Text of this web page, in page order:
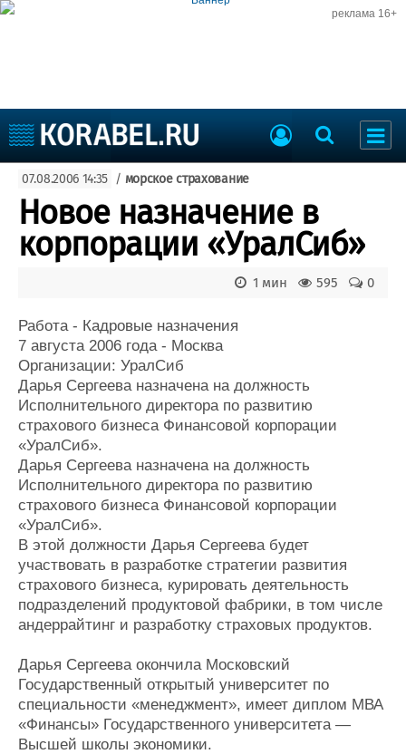
реклама 16+
Судоходство
Судоремонт
События
Порты
Рыболовство
Еще
Судостроение
Пульс
Новости
Компании
Репутация
Работа
Крюинг
Журнал
Реклама
Торговая площадка
Доска объявлений
Продажа флота
Оборудование
Материалы
Услуги
Конференции
Выставки и семинары
Личности
Словарь
Флот
Галерея флота
Форум
Отзывы
Все службы
07.08.2006 14:35 / морское страхование
Новое назначение в
корпорации «УралСиб»
0
595
1 мин
Работа - Кадровые назначения
7 августа 2006 года - Москва
Организации: УралСиб
Дарья Сергеева назначена на должность
Исполнительного директора по развитию
страхового бизнеса Финансовой корпорации
«УралСиб».
Дарья Сергеева назначена на должность
Исполнительного директора по развитию
страхового бизнеса Финансовой корпорации
«УралСиб».
В этой должности Дарья Сергеева будет
участвовать в разработке стратегии развития
страхового бизнеса, курировать деятельность
подразделений продуктовой фабрики, в том числе
андеррайтинг и разработку страховых продуктов.
Дарья Сергеева окончила Московский
Государственный открытый университет по
специальности «менеджмент», имеет диплом МВА
«Финансы» Государственного университета —
Высшей школы экономики.